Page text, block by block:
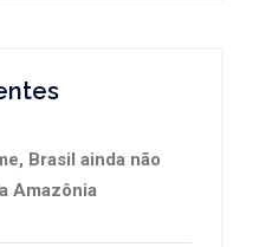
Brasil ainda não
Amazônia